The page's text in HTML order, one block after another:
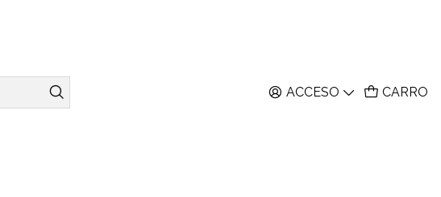
ACCESO CARRO